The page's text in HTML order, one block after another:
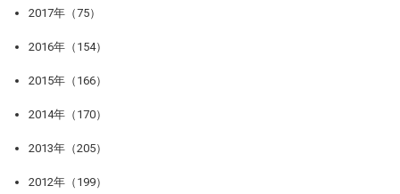
2017年（75）
2016年（154）
2015年（166）
2014年（170）
2013年（205）
2012年（199）